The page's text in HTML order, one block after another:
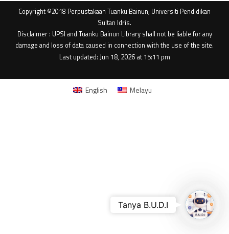
Copyright ©2018 Perpustakaan Tuanku Bainun, Universiti Pendidikan
Sultan Idris.
Disclaimer : UPSI and Tuanku Bainun Library shall not be liable for any
damage and loss of data caused in connection with the use of the site.
Last updated: Jun 18, 2026 at 15:11 pm
English Melayu
Tanya
Tanya B.U.D.I